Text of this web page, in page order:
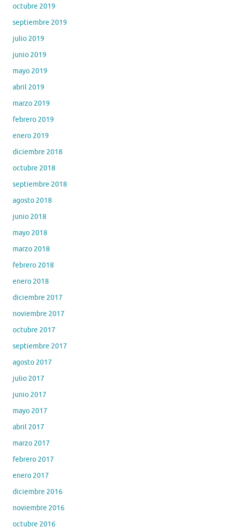
octubre 2019
septiembre 2019
julio 2019
junio 2019
mayo 2019
abril 2019
marzo 2019
febrero 2019
enero 2019
diciembre 2018
octubre 2018
septiembre 2018
agosto 2018
junio 2018
mayo 2018
marzo 2018
febrero 2018
enero 2018
diciembre 2017
noviembre 2017
octubre 2017
septiembre 2017
agosto 2017
julio 2017
junio 2017
mayo 2017
abril 2017
marzo 2017
febrero 2017
enero 2017
diciembre 2016
noviembre 2016
octubre 2016